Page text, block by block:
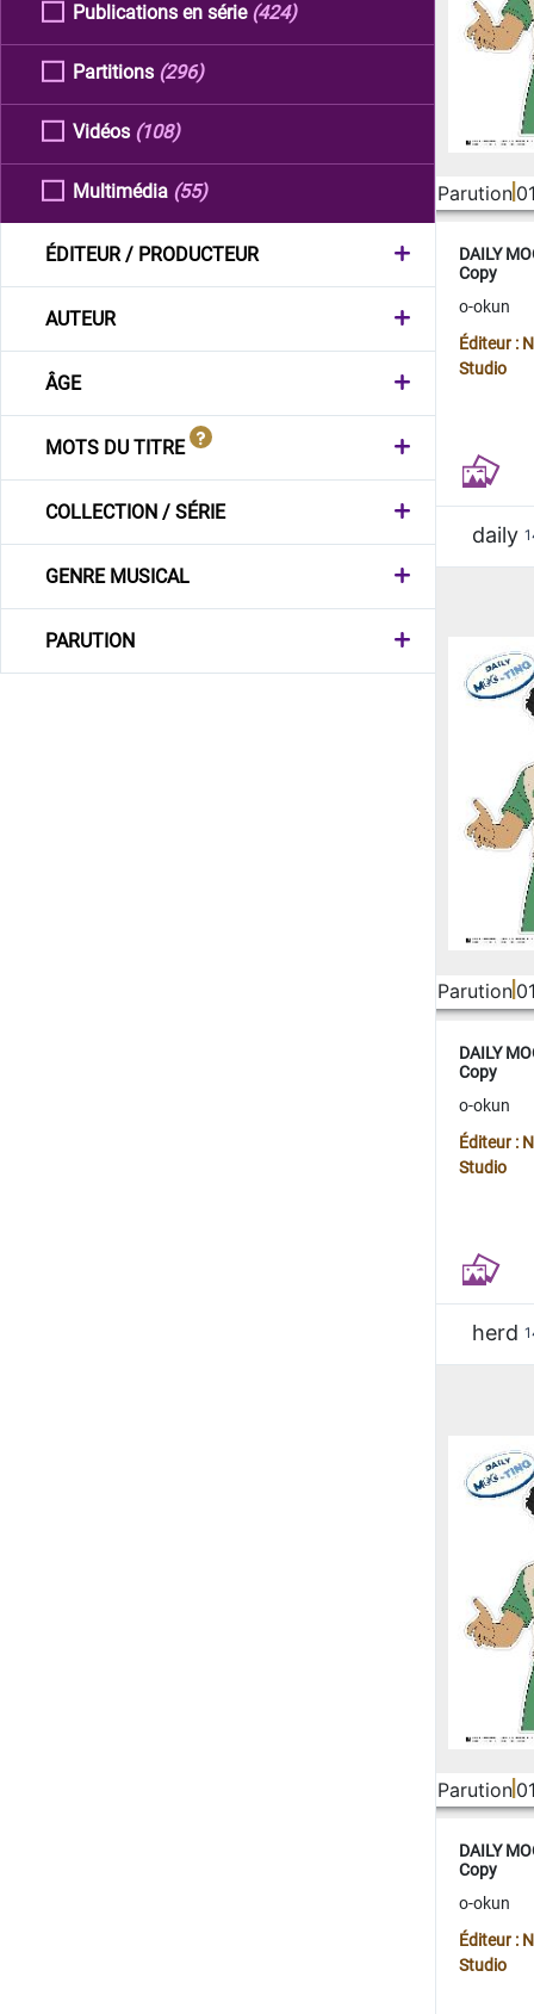
Publications en série (424)
Partitions (296)
Vidéos (108)
Multimédia (55)
ÉDITEUR / PRODUCTEUR
AUTEUR
ÂGE
MOTS DU TITRE
COLLECTION / SÉRIE
GENRE MUSICAL
PARUTION
Parution
DAILY
Copy
o-okun
Éditeur :
Studio
daily
Parution
DAILY
Copy
o-okun
Éditeur :
Studio
herd
Parution
DAILY
Copy
o-okun
Éditeur :
Studio